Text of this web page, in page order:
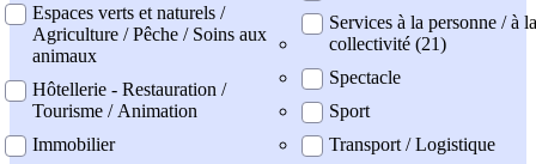
Espaces verts et naturels /
Agriculture / Pêche / Soins aux
animaux
Hôtellerie - Restauration /
Tourisme / Animation
Immobilier
Services à la personne / à la
collectivité (21)
Spectacle
Sport
Transport / Logistique